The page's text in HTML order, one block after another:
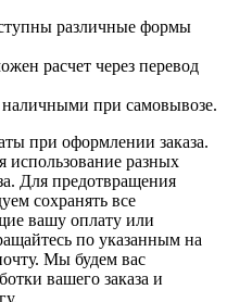
различные формы
расчет через перевод
при самовывозе.
при оформлении заказа.
использование разных
Для предотвращения
сохранять все
вашу оплату или
по указанным на
Мы будем вас
вашего заказа и